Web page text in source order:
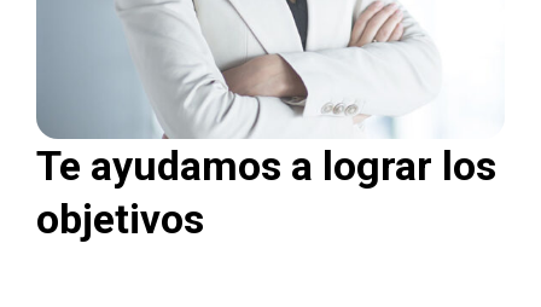
Te ayudamos a lograr los
objetivos